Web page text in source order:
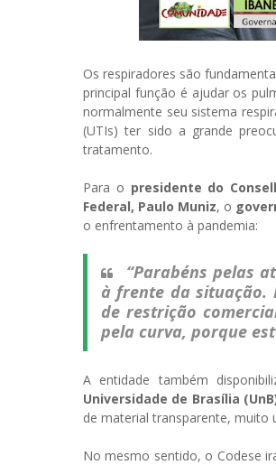
Os respiradores são
principal função é ajudar os
normalmente seu sistema
(UTIs) ter sido a grande
tratamento.
Para o presidente do
Federal, Paulo Muniz, o
o enfrentamento à pandemia:
“Parabéns pelas
à frente da situação.
de restrição
pela curva, porque
A entidade também
Universidade de Brasília
de material transparente, muito
No mesmo sentido, o Codese